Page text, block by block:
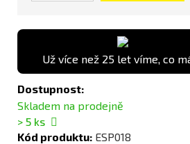
Už více než 25 let víme, co
Dostupnost:
Skladem na prodejně
> 5 ks
Kód produktu: ESP018